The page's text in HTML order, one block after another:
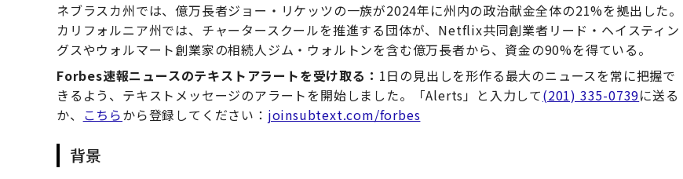
ネブラスカ州では、億万長者ジョー・リケッツの一族が2024年に州内の政治献金全体の21%を拠出した。
カリフォルニア州では、チャータースクールを推進する団体が、Netflix共同創業者リード・ヘイスティン
グスやウォルマート創業家の相続人ジム・ウォルトンを含む億万長者から、資金の90%を得ている。
Forbes速報ニュースのテキストアラートを受け取る： 1日の見出しを形作る最大のニュースを常に把握で
きるよう、テキストメッセージのアラートを開始しました。「Alerts」と入力して(201) 335-0739に送る
か、 こちらから登録してください： joinsubtext.com/forbes
背景